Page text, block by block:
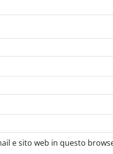
e sito web in questo